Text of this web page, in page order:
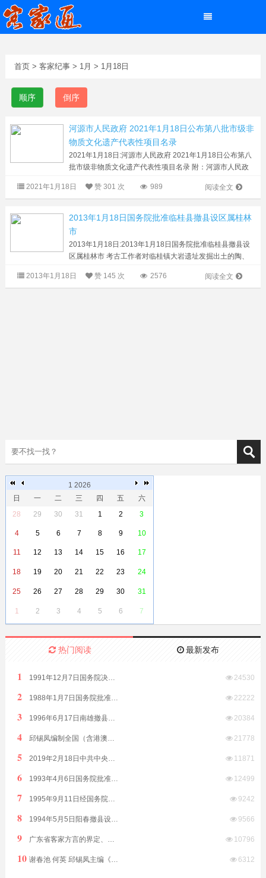
首页> 客家纪事> 1月 > 1月18日
顺序 倒序
河源市人民政府 2021年1月18日公布第八批市级非
物质文化遗产代表性项目名录
2021年1月18日:河源市人民政府 2021年1月18日公布第八
批市级非物质文化遗产代表性项目名录 附：河源市人民政
知河府〔2021〕9号 各县（...
阅读全文
2021年1月18日 赞301 次 989
2013年1月18日国务院批准临桂县撤县设区属桂林
市
2013年1月18日:2013年1月18日国务院批准临桂县撤县设
区属桂林市 考古工作者对临桂镇大岩遗址发掘出土的陶、
食用后遗弃的水、陆生物...
阅读全文
2013年1月18日 赞 145 次 2576
1 2026
日
一 二 三 四 五
六
28
29 30 31 1 2 3
4 5 6 7 8 9 10
11 12 13 14 15 16 17
18 19 20 21 22 23 24
25 26 27 28 29 30 31
1 2 3 4 5 6 7
热门阅读 最新发布
1 1991年12月7日国务院决定原汕头市饶平县划归潮州市管辖 24530
2 1988年1月7日国务院批准析江门市阳江、阳春两县置阳江地级市 22222
3 1996年6月17日南雄撤县改市隶属广东省由韶关市代管 20384
4 邱锡凤编制全国（含港澳台）客家方言分布全表（征求意见稿）2019年8月12日发布 21778
5 2019年2月18日中共中央国务院印发《粤港澳大湾区发展规划纲要》 11871
6 1993年4月6日国务院批准普宁撤县设市（县级）由揭阳市代管 12499
7 1995年9月11日经国务院批准广东信宜撤县建市（县级市） 9242
8 1994年5月5日阳春撤县设市（县级）由阳江市代管 9566
9 广东省客家方言的界定、划分及相关问题（庄初升） 10796
10 谢春池 何英 邱锡凤主编《福地泮境》2018年10月24日海峡文艺出版社出版（附 邱锡凤书评） 6312